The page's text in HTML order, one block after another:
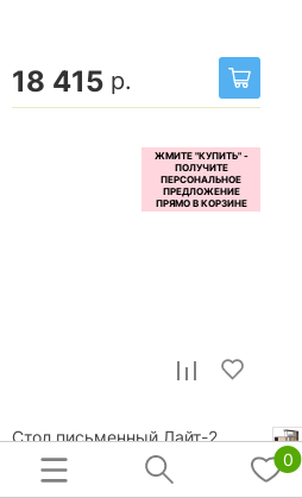
18 415 р.
Стол письменный Лайт-2
7 отзывов 0